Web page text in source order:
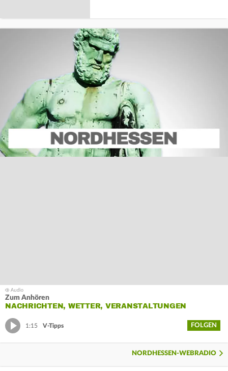
Zum Anhören
NACHRICHTEN, WETTER, VERANSTALTUNGEN
1:15 V-Tipps FOLGEN
NORDHESSEN-WEBRADIO